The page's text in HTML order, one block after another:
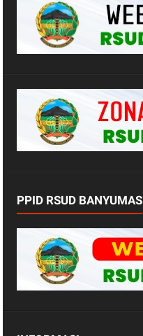
PPID RSUD BANYUMAS